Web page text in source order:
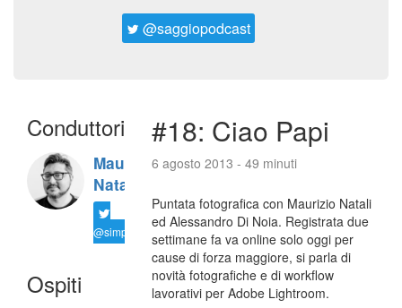
@saggiopodcast
Conduttori
Maurizio
Natali
@simplemal
Ospiti
#18: Ciao Papi
6 agosto 2013 - 49 minuti
Puntata fotografica con Maurizio Natali
ed Alessandro Di Noia. Registrata due
settimane fa va online solo oggi per
cause di forza maggiore, si parla di
novità fotografiche e di workflow
lavorativi per Adobe Lightroom.